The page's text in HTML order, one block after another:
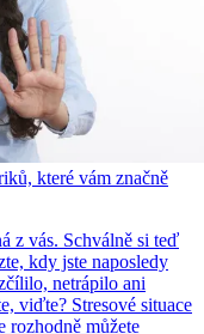
které vám značně
z vás. Schválně si teď
kdy jste naposledy
netrápilo ani
viďte? Stresové situace
rozhodně můžete